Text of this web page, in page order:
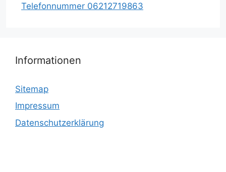
Telefonnummer 06212719863
Informationen
Sitemap
Impressum
Datenschutzerklärung